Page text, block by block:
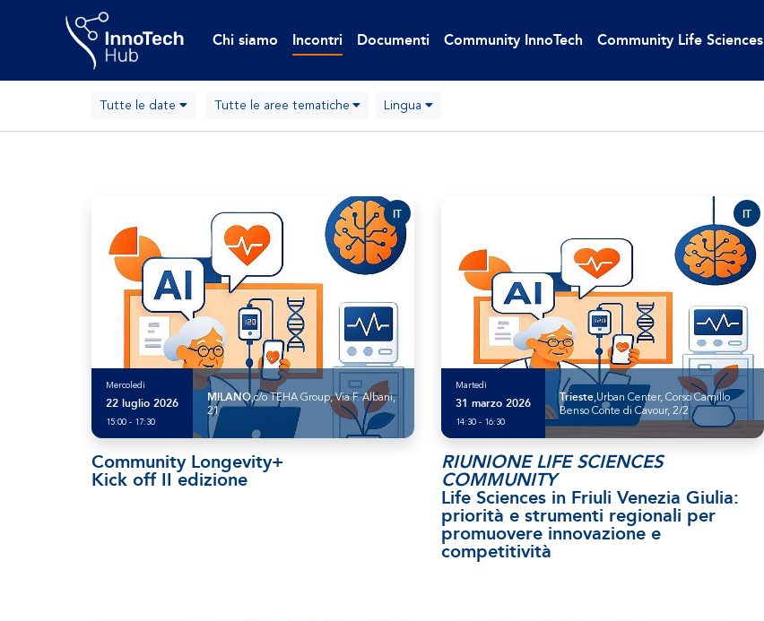
Chi siamo Incontri Documenti Community InnoTech Community Life Sciences
Tutte le date Tutte le aree tematiche Lingua
Mercoledì
22 luglio 2026
15:00 - 17:30
MILANO,c/o TEHA Group, Via F. Albani,
21
IT
Community Longevity+
Kick off II edizione
Martedì
31 marzo 2026
14:30 - 16:30
Trieste,Urban Center, Corso Camillo
Benso Conte di Cavour, 2/2
IT
RIUNIONE LIFE SCIENCES
COMMUNITY
Life Sciences in Friuli Venezia Giulia:
priorità e strumenti regionali per
promuovere innovazione e
competitività